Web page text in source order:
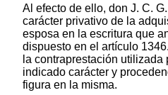
Al efecto de ello, don J. C.
carácter privativo de la
esposa en la escritura que
dispuesto en el artículo
la contraprestación
indicado carácter y
figura en la misma.